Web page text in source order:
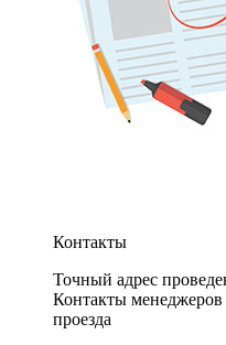
Контакты
Точный адрес
Контакты
проезда